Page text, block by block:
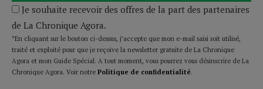
Je souhaite recevoir des offres de la part des partenaires
de La Chronique Agora.
*En cliquant sur le bouton ci-dessus, j’accepte que mon e-mail saisi soit utilisé,
traité et exploité pour que je reçoive la newsletter gratuite de La Chronique
Agora et mon Guide Spécial. A tout moment, vous pourrez vous désinscrire de La
Chronique Agora. Voir notre Politique de confidentialité.